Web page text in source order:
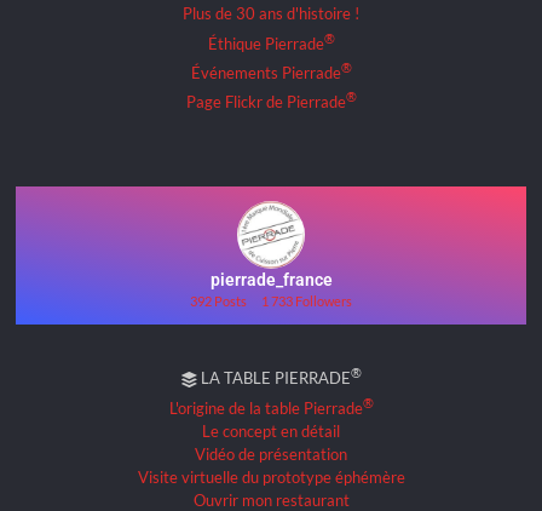
Plus de 30 ans d'histoire !
Éthique Pierrade®
Événements Pierrade®
Page Flickr de Pierrade®
pierrade_france
392 Posts 1 733 Followers
LA TABLE PIERRADE®
L'origine de la table Pierrade®
Le concept en détail
Vidéo de présentation
Visite virtuelle du prototype éphémère
Ouvrir mon restaurant